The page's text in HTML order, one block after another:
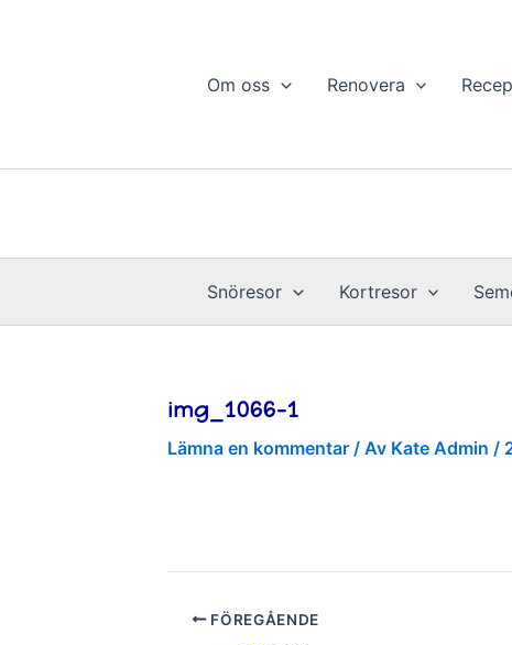
Om oss Renovera
Snöresor Kortresor
img_1066-1
Lämna en kommentar / Av Kate Admin /
FÖREGÅENDE